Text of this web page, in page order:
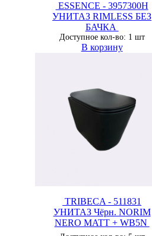
ESSENCE - 3957300H
УНИТАЗ RIMLESS БЕЗ
БАЧКА
Доступное кол-во: 1 шт
В корзину
TRIBECA - 511831
УНИТАЗ Чёрн. NORIM
NERO MATT + WB5N